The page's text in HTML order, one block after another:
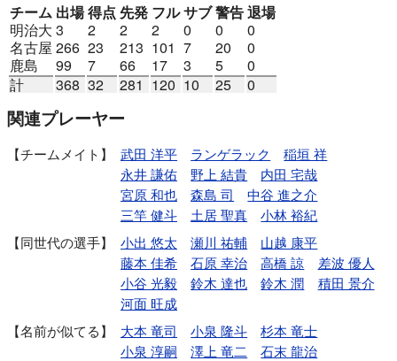
チーム 出場得点 先発 フルサブ警告退場
明治大 3 2 2 2 0 0
0
名古屋 266 23 213 101 7 20
0
鹿島
99 7 66 17 3 5
0
計
368 32 281 120 10 25 0
関連プレーヤー
チームメイト 武田 洋平 ランゲラック
稲垣 祥
永井 謙佑
野上 結貴
内田 宅哉
宮原 和也
森島 司
中谷 進之介
三竿 健斗
土居 聖真
小林 裕紀
同世代の選手
小出 悠太 瀬川 祐輔
山越 康平
藤本 佳希
石原 幸治 高橋 諒
差波 優人
小谷 光毅
鈴木 達也 鈴木 潤
積田 景介
河面 旺成
名前が似てる
大本 竜司 小泉 隆斗
杉本 竜士
小泉 淳嗣
澤上 竜二
石末 龍治